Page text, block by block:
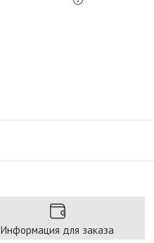
Информация для заказа